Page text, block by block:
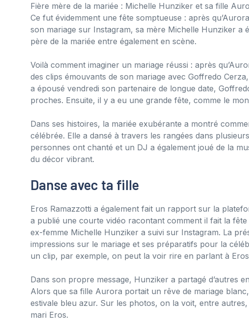
Fière mère de la mariée : Michelle Hunziker et sa fille
Ce fut évidemment une fête somptueuse : après
son mariage sur Instagram, sa mère Michelle Hunziker a
père de la mariée entre également en scène.
Voilà comment imaginer un mariage réussi : après
des clips émouvants de son mariage avec Goffredo
a épousé vendredi son partenaire de longue date,
proches. Ensuite, il y a eu une grande fête, comme le
Dans ses histoires, la mariée exubérante a montré
célébrée. Elle a dansé à travers les rangées dans
personnes ont chanté et un DJ a également joué de la
du décor vibrant.
Danse avec ta fille
Eros Ramazzotti a également fait un rapport sur la
a publié une courte vidéo racontant comment il fait la
ex-femme Michelle Hunziker a suivi sur Instagram. La
impressions sur le mariage et ses préparatifs pour la
un clip, par exemple, on peut la voir rire en parlant à
Dans son propre message, Hunziker a partagé d’autres
Alors que sa fille Aurora portait un rêve de mariage
estivale bleu azur. Sur les photos, on la voit, entre
mari Eros.